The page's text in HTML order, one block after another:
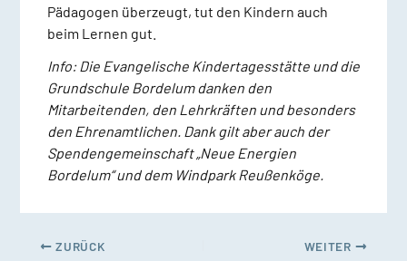
Pädagogen überzeugt, tut den Kindern auch
beim Lernen gut.
Info: Die Evangelische Kindertagesstätte und die
Grundschule Bordelum danken den
Mitarbeitenden, den Lehrkräften und besonders
den Ehrenamtlichen. Dank gilt aber auch der
Spendengemeinschaft „Neue Energien
Bordelum“ und dem Windpark Reußenköge.
ZURÜCK WEITER